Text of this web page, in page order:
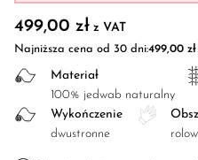
499,00 zł z VAT
Najniższa cena od 30 dni:499,00 zł
Materiał
100% jedwab naturalny
Wykończenie
dwustronne